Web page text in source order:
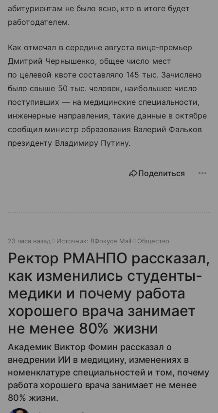
абитуриентам не было ясно, кто в итоге будет
работодателем.
Как отмечал в середине августа вице-премьер
Дмитрий Чернышенко, общее число мест
по целевой квоте составляло 145 тыс. Зачислено
было свыше 50 тыс. человек, наибольшее число
поступивших — на медицинские специальности,
инженерные направления, такие данные в октябре
сообщил министр образования Валерий Фальков
президенту Владимиру Путину.
Поделиться
23 часа назад Источник: ВФокусе Mail Общество
Ректор РМАНПО рассказал,
как изменились студенты-
медики и почему работа
хорошего врача занимает
не менее 80% жизни
Академик Виктор Фомин рассказал о
внедрении ИИ в медицину, изменениях в
номенклатуре специальностей и том, почему
работа хорошего врача занимает не менее
80% жизни.